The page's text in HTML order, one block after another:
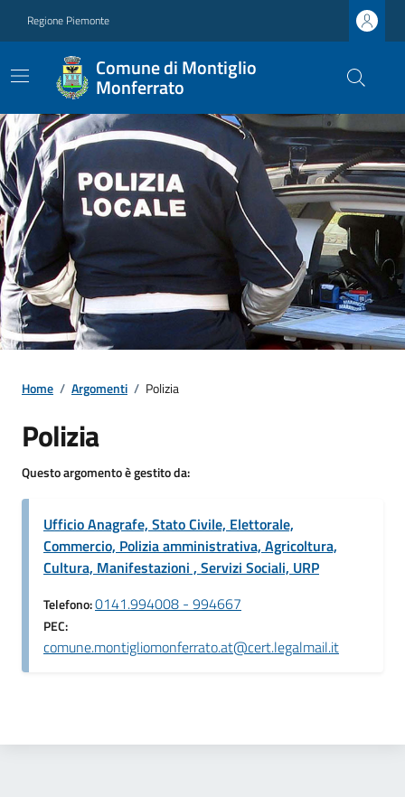
Regione Piemonte
Comune di Montiglio
Monferrato
Home / Argomenti / Polizia
Polizia
Questo argomento è gestito da:
Ufficio Anagrafe, Stato Civile, Elettorale,
Commercio, Polizia amministrativa, Agricoltura,
Cultura, Manifestazioni , Servizi Sociali, URP
Telefono:0141.994008 - 994667
PEC:
comune.montigliomonferrato.at@cert.legalmail.it